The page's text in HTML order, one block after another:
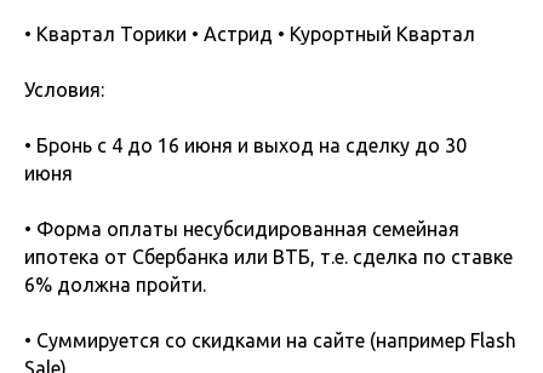
• Квартал Торики • Астрид • Курортный Квартал
Условия:
• Бронь с 4 до 16 июня и выход на сделку до 30
июня
• Форма оплаты несубсидированная семейная
ипотека от Сбербанка или ВТБ, т.е. сделка по ставке
6% должна пройти.
• Суммируется со скидками на сайте (например Flash
Sale)